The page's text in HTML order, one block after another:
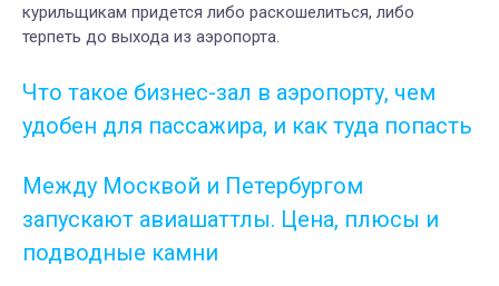
курильщикам придется либо раскошелиться, либо
терпеть до выхода из аэропорта.
Что такое бизнес-зал в аэропорту, чем
удобен для пассажира, и как туда попасть
Между Москвой и Петербургом
запускают авиашаттлы. Цена, плюсы и
подводные камни